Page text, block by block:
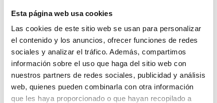
Esta página web usa cookies
Las cookies de este sitio web se usan para personalizar
el contenido y los anuncios, ofrecer funciones de redes
sociales y analizar el tráfico. Además, compartimos
información sobre el uso que haga del sitio web con
nuestros partners de redes sociales, publicidad y análisis
web, quienes pueden combinarla con otra información
que les haya proporcionado o que hayan recopilado a
ESPECIFICACIONES DEL
PRODUCTO
Número de artículo 5741099870
SKU